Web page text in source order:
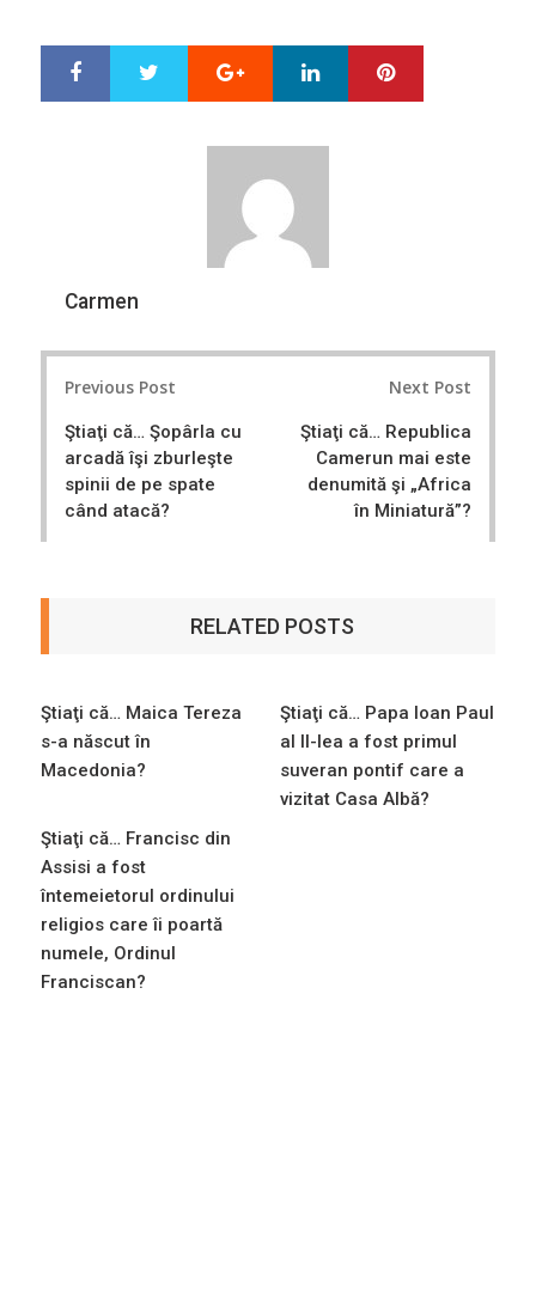
Google+ LinkedIn
Carmen
Previous Post
Ştiaţi că… Şopârla cu
arcadă îşi zburleşte
spinii de pe spate
când atacă?
Next Post
Ştiaţi că… Republica
Camerun mai este
denumită şi „Africa
în Miniatură”?
RELATED POSTS
Ştiaţi că… Maica Tereza
s-a născut în
Macedonia?
Ştiaţi că… Papa Ioan Paul
al II-lea a fost primul
suveran pontif care a
vizitat Casa Albă?
Ştiaţi că… Francisc din
Assisi a fost
întemeietorul ordinului
religios care îi poartă
numele, Ordinul
Franciscan?